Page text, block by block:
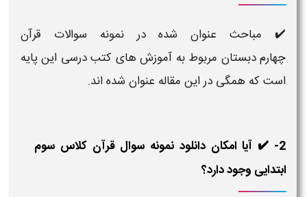
✔️ مباحث عنوان شده در نمونه سوالات قرآن
چهارم دبستان مربوط به آموزش های کتب درسی این پایه
است که همگی در این مقاله عنوان شده اند.
2- ✔️ آیا امکان دانلود نمونه سوال قرآن کلاس سوم
ابتدایی وجود دارد؟